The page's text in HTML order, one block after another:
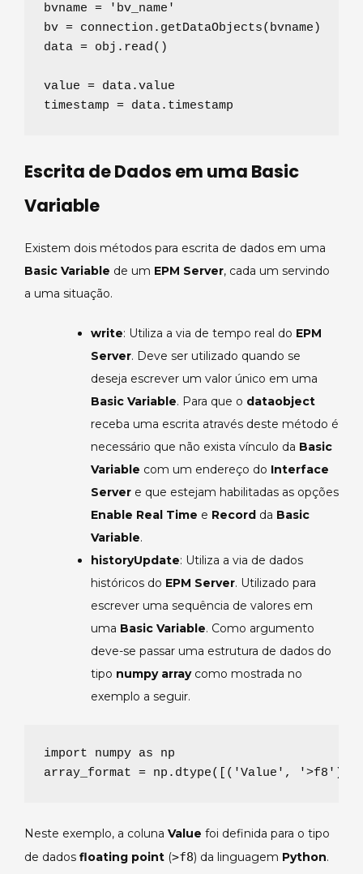
bvname = ' bv_name '
bv = connection.getDataObjects(bvname)
data = obj.read()
value = data.value
timestamp = data.timestamp
Escrita de Dados em uma Basic
Variable
Existem dois métodos para escrita de dados em uma
Basic Variable de um EPM Server, cada um servindo
a uma situação.
write: Utiliza a via de tempo real do EPM
Server. Deve ser utilizado quando se
deseja escrever um valor único em uma
Basic Variable. Para que o dataobject
receba uma escrita através deste método é
necessário que não exista vínculo da Basic
Variable com um endereço do Interface
Server e que estejam habilitadas as opções
Enable Real Time e Record da Basic
Variable.
historyUpdate: Utiliza a via de dados
históricos do EPM Server. Utilizado para
escrever uma sequência de valores em
uma Basic Variable. Como argumento
deve-se passar uma estrutura de dados do
tipo numpy arraycomo mostrada no
exemplo a seguir.
import numpy as np
array_format = np.dtype([( 'Value ' , '>f8 ' ),
Neste exemplo, a coluna Value foi definida para o tipo
de dados floating point (>f8) da linguagem Python.